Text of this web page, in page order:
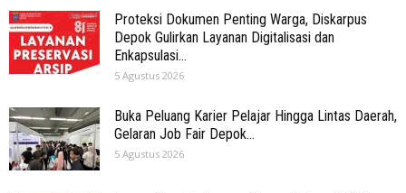
Proteksi Dokumen Penting Warga, Diskarpus
Depok Gulirkan Layanan Digitalisasi dan
Enkapsulasi...
5 Agustus 2026
Buka Peluang Karier Pelajar Hingga Lintas Daerah,
Gelaran Job Fair Depok...
5 Agustus 2026